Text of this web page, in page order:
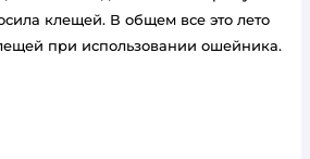
клещей. В общем все это лето
при использовании ошейника.